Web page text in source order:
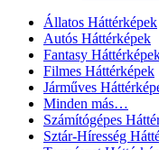
Állatos Háttérképek
Autós Háttérképek
Fantasy
Filmes Háttérképek
Járműves
Minden más…
Számítógépes
Sztár-Híresség